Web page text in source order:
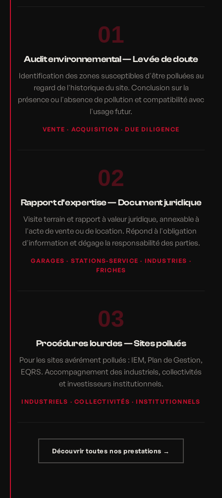
01
Audit environnemental — Levée de doute
Identification des zones susceptibles d'être polluées au
regard de l'historique du site. Conclusion sur la
présence ou l'absence de pollution et compatibilité avec
l'usage futur.
VENTE · ACQUISITION · DUE DILIGENCE
02
Rapport d'expertise — Document juridique
Visite terrain et rapport à valeur juridique, annexable à
l'acte de vente ou de location. Répond à l'obligation
d'information et dégage la responsabilité des parties.
GARAGES · STATIONS-SERVICE · INDUSTRIES ·
FRICHES
03
Procédures lourdes — Sites pollués
Pour les sites avérément pollués : IEM, Plan de Gestion,
EQRS. Accompagnement des industriels, collectivités
et investisseurs institutionnels.
INDUSTRIELS · COLLECTIVITÉS · INSTITUTIONNELS
Découvrir toutes nos prestations →